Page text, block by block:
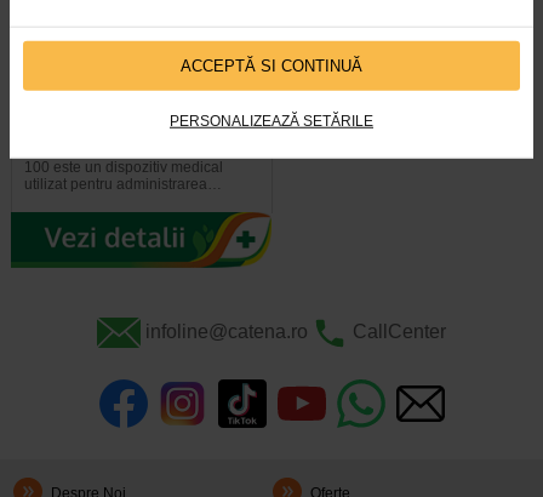
ACCEPTĂ SI CONTINUĂ
PERSONALIZEAZĂ SETĂRILE
Nebulizator Mini portabil cu
100 este un dispozitiv medical
utilizat pentru administrarea…
infoline@catena.ro CallCenter
Despre Noi Oferte